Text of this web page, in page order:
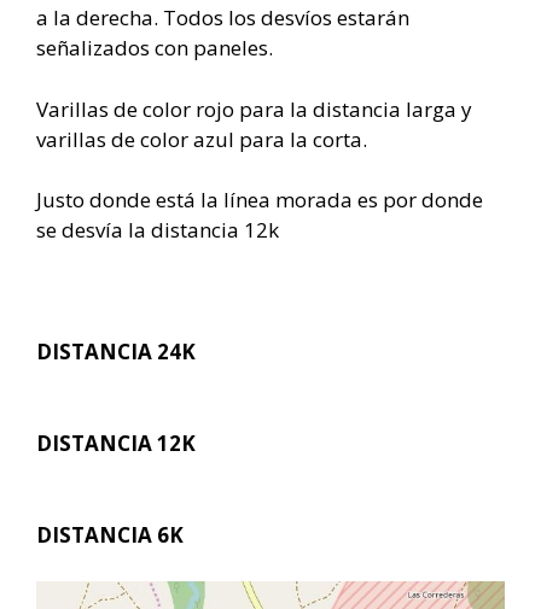
a la derecha. Todos los desvíos estarán
señalizados con paneles.
Varillas de color rojo para la distancia larga y
varillas de color azul para la corta.
Justo donde está la línea morada es por donde
se desvía la distancia 12k
DISTANCIA 24K
DISTANCIA 12K
DISTANCIA 6K